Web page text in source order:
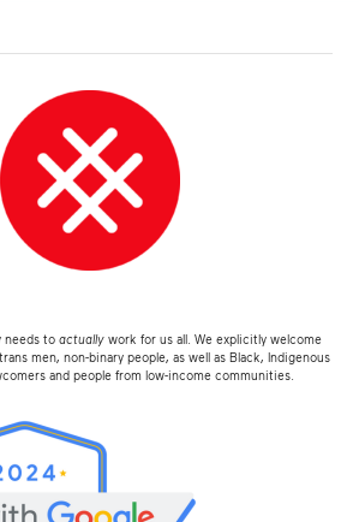
needs toactually work for us all. We explicitly welcome
men, non-binary people, as well as Black, Indigenous
and people from low-income communities.